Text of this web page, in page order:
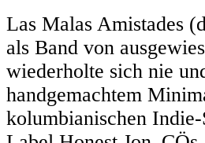
Las Malas Amistades
als Band von
wiederholte sich nie
handgemachtem
kolumbianischen